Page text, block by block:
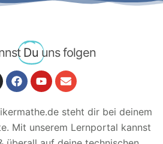
Du uns folgen
steht dir bei deinem
Mit unserem Lernportal kannst